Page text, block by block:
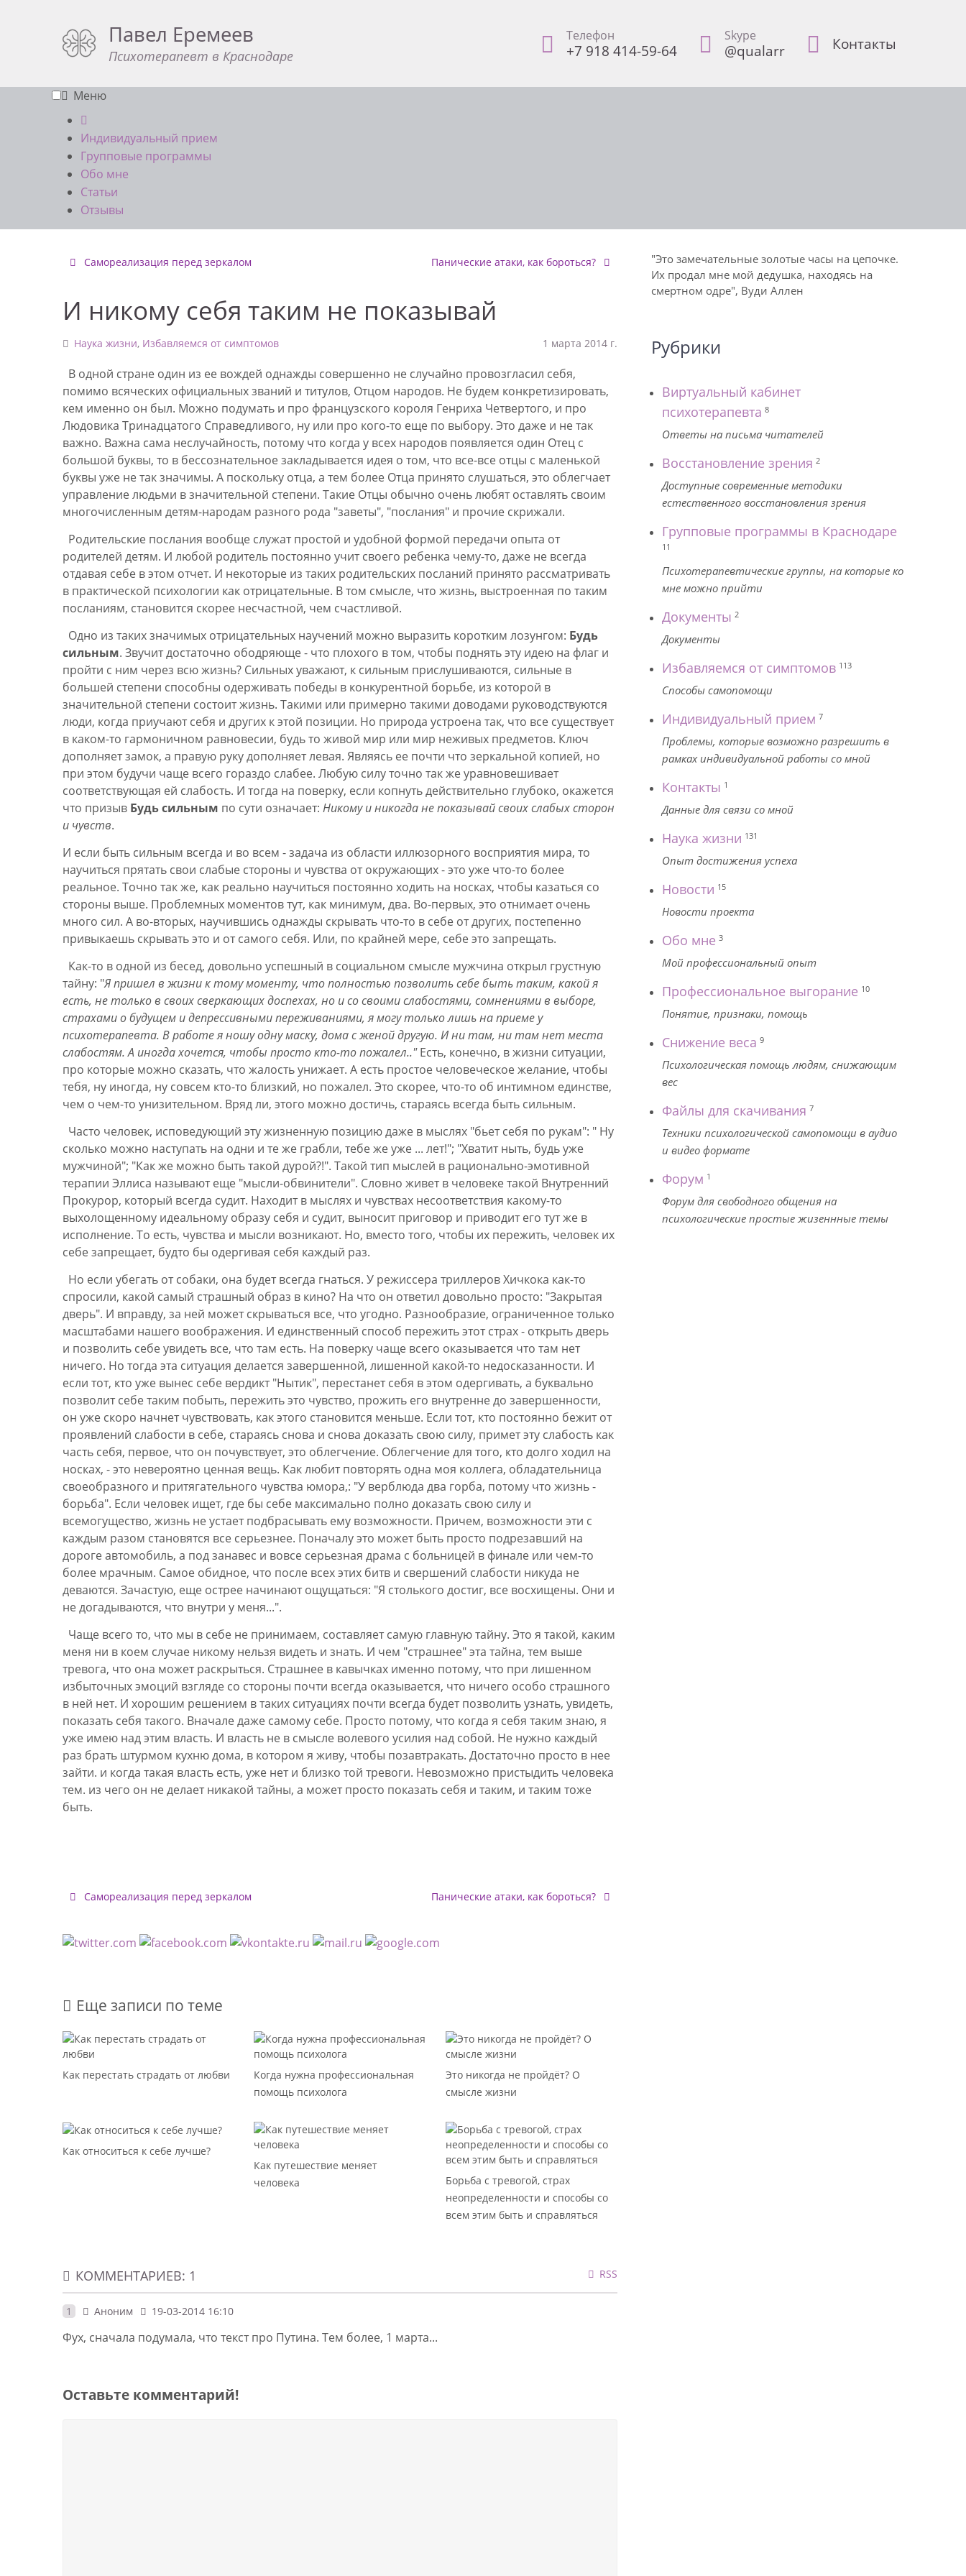
Павел Еремеев
Психотерапевт в Краснодаре
Телефон
+7 918 414-59-64
Skype
@qualarr Контакты
Меню
Индивидуальный прием
Групповые программы
Обо мне
Статьи
Отзывы
Самореализация перед зеркалом Панические атаки, как бороться?
И никому себя таким не показывай
Наука жизни, Избавляемся от симптомов 1 марта 2014 г.
В одной стране один из ее вождей однажды совершенно не случайно провозгласил себя,
помимо всяческих официальных званий и титулов, Отцом народов. Не будем конкретизировать,
кем именно он был. Можно подумать и про французского короля Генриха Четвертого, и про
Людовика Тринадцатого Справедливого, ну или про кого-то еще по выбору. Это даже и не так
важно. Важна сама неслучайность, потому что когда у всех народов появляется один Отец с
большой буквы, то в бессознательное закладывается идея о том, что все-все отцы с маленькой
буквы уже не так значимы. А поскольку отца, а тем более Отца принято слушаться, это облегчает
управление людьми в значительной степени. Такие Отцы обычно очень любят оставлять своим
многочисленным детям-народам разного рода "заветы", "послания" и прочие скрижали.
Родительские послания вообще служат простой и удобной формой передачи опыта от
родителей детям. И любой родитель постоянно учит своего ребенка чему-то, даже не всегда
отдавая себе в этом отчет. И некоторые из таких родительских посланий принято рассматривать
в практической психологии как отрицательные. В том смысле, что жизнь, выстроенная по таким
посланиям, становится скорее несчастной, чем счастливой.
Одно из таких значимых отрицательных научений можно выразить коротким лозунгом: Будь
сильным. Звучит достаточно ободряюще - что плохого в том, чтобы поднять эту идею на флаг и
пройти с ним через всю жизнь? Сильных уважают, к сильным прислушиваются, сильные в
большей степени способны одерживать победы в конкурентной борьбе, из которой в
значительной степени состоит жизнь. Такими или примерно такими доводами руководствуются
люди, когда приучают себя и других к этой позиции. Но природа устроена так, что все существует
в каком-то гармоничном равновесии, будь то живой мир или мир неживых предметов. Ключ
дополняет замок, а правую руку дополняет левая. Являясь ее почти что зеркальной копией, но
при этом будучи чаще всего гораздо слабее. Любую силу точно так же уравновешивает
соответствующая ей слабость. И тогда на поверку, если копнуть действительно глубоко, окажется
что призыв Будь сильным по сути означает: Никому и никогда не показывай своих слабых сторон
и чувств.
И если быть сильным всегда и во всем - задача из области иллюзорного восприятия мира, то
научиться прятать свои слабые стороны и чувства от окружающих - это уже что-то более
реальное. Точно так же, как реально научиться постоянно ходить на носках, чтобы казаться со
стороны выше. Проблемных моментов тут, как минимум, два. Во-первых, это отнимает очень
много сил. А во-вторых, научившись однажды скрывать что-то в себе от других, постепенно
привыкаешь скрывать это и от самого себя. Или, по крайней мере, себе это запрещать.
Как-то в одной из бесед, довольно успешный в социальном смысле мужчина открыл грустную
тайну: "Я пришел в жизни к тому моменту, что полностью позволить себе быть таким, какой я
есть, не только в своих сверкающих доспехах, но и со своими слабостями, сомнениями в выборе,
страхами о будущем и депрессивными переживаниями, я могу только лишь на приеме у
психотерапевта. В работе я ношу одну маску, дома с женой другую. И ни там, ни там нет места
слабостям. А иногда хочется, чтобы просто кто-то пожалел.."Есть, конечно, в жизни ситуации,
про которые можно сказать, что жалость унижает. А есть простое человеческое желание, чтобы
тебя, ну иногда, ну совсем кто-то близкий, но пожалел. Это скорее, что-то об интимном единстве,
чем о чем-то унизительном. Вряд ли, этого можно достичь, стараясь всегда быть сильным.
Часто человек, исповедующий эту жизненную позицию даже в мыслях "бьет себя по рукам": " Ну
сколько можно наступать на одни и те же грабли, тебе же уже ... лет!"; "Хватит ныть, будь уже
мужчиной"; "Как же можно быть такой дурой?!". Такой тип мыслей в рационально-эмотивной
терапии Эллиса называют еще "мысли-обвинители". Словно живет в человеке такой Внутренний
Прокурор, который всегда судит. Находит в мыслях и чувствах несоответствия какому-то
выхолощенному идеальному образу себя и судит, выносит приговор и приводит его тут же в
исполнение. То есть, чувства и мысли возникают. Но, вместо того, чтобы их пережить, человек их
себе запрещает, будто бы одергивая себя каждый раз.
Но если убегать от собаки, она будет всегда гнаться. У режиссера триллеров Хичкока как-то
спросили, какой самый страшный образ в кино? На что он ответил довольно просто: "Закрытая
дверь". И вправду, за ней может скрываться все, что угодно. Разнообразие, ограниченное только
масштабами нашего воображения. И единственный способ пережить этот страх - открыть дверь
и позволить себе увидеть все, что там есть. На поверку чаще всего оказывается что там нет
ничего. Но тогда эта ситуация делается завершенной, лишенной какой-то недосказанности. И
если тот, кто уже вынес себе вердикт "Нытик", перестанет себя в этом одергивать, а буквально
позволит себе таким побыть, пережить это чувство, прожить его внутренне до завершенности,
он уже скоро начнет чувствовать, как этого становится меньше. Если тот, кто постоянно бежит от
проявлений слабости в себе, стараясь снова и снова доказать свою силу, примет эту слабость как
часть себя, первое, что он почувствует, это облегчение. Облегчение для того, кто долго ходил на
носках, - это невероятно ценная вещь. Как любит повторять одна моя коллега, обладательница
своеобразного и притягательного чувства юмора,: "У верблюда два горба, потому что жизнь -
борьба". Если человек ищет, где бы себе максимально полно доказать свою силу и
всемогущество, жизнь не устает подбрасывать ему возможности. Причем, возможности эти с
каждым разом становятся все серьезнее. Поначалу это может быть просто подрезавший на
дороге автомобиль, а под занавес и вовсе серьезная драма с больницей в финале или чем-то
более мрачным. Самое обидное, что после всех этих битв и свершений слабости никуда не
деваются. Зачастую, еще острее начинают ощущаться: "Я столького достиг, все восхищены. Они и
не догадываются, что внутри у меня...".
Чаще всего то, что мы в себе не принимаем, составляет самую главную тайну. Это я такой, каким
меня ни в коем случае никому нельзя видеть и знать. И чем "страшнее" эта тайна, тем выше
тревога, что она может раскрыться. Страшнее в кавычках именно потому, что при лишенном
избыточных эмоций взгляде со стороны почти всегда оказывается, что ничего особо страшного
в ней нет. И хорошим решением в таких ситуациях почти всегда будет позволить узнать, увидеть,
показать себя такого. Вначале даже самому себе. Просто потому, что когда я себя таким знаю, я
уже имею над этим власть. И власть не в смысле волевого усилия над собой. Не нужно каждый
раз брать штурмом кухню дома, в котором я живу, чтобы позавтракать. Достаточно просто в нее
зайти. и когда такая власть есть, уже нет и близко той тревоги. Невозможно пристыдить человека
тем. из чего он не делает никакой тайны, а может просто показать себя и таким, и таким тоже
быть.
Самореализация перед зеркалом Панические атаки, как бороться?
Еще записи по теме
Как перестать страдать от любви
Когда нужна профессиональная
помощь психолога
Это никогда не пройдёт? О
смысле жизни
Как относиться к себе лучше?
Как путешествие меняет
человека
Борьба с тревогой, страх
неопределенности и способы со
всем этим быть и справляться
КОММЕНТАРИЕВ: 1 RSS
1 Аноним 19-03-2014 16:10
Фух, сначала подумала, что текст про Путина. Тем более, 1 марта...
Оставьте комментарий!
"Это замечательные золотые часы на цепочке.
Их продал мне мой дедушка, находясь на
смертном одре", Вуди Аллен
Рубрики
Виртуальный кабинет
психотерапевта 8
Ответы на письма читателей
Восстановление зрения 2
Доступные современные методики
естественного восстановления зрения
Групповые программы в Краснодаре
11
Психотерапевтические группы, на которые ко
мне можно прийти
Документы 2
Документы
Избавляемся от симптомов 113
Способы самопомощи
Индивидуальный прием 7
Проблемы, которые возможно разрешить в
рамках индивидуальной работы со мной
Контакты 1
Данные для связи со мной
Наука жизни 131
Опыт достижения успеха
Новости 15
Новости проекта
Обо мне 3
Мой профессиональный опыт
Профессиональное выгорание 10
Понятие, признаки, помощь
Снижение веса 9
Психологическая помощь людям, снижающим
вес
Файлы для скачивания 7
Техники психологической самопомощи в аудио
и видео формате
Форум 1
Форум для свободного общения на
психологические простые жизеннные темы